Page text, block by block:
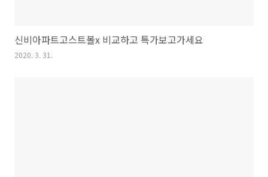
신비아파트고스트볼x 비교하고 특가보고가세요
2020. 3. 31.